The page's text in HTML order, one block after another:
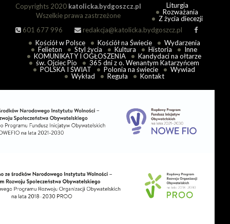
Copyrights 2020 katolicka.bydgoszcz.pl
Wszelkie prawa zastrzeżone
601 677 996
redakcja@katolicka.bydgoszcz.pl
Liturgia
Rozważania
Z życia diecezji
Kościół w Polsce Kościół na Świecie
Wydarzenia
Felieton
Styl życia Kultura Historia
Inne
KOMUNIKATY I OGŁOSZENIA
Kandydaci na ołtarze
św. Ojciec Pio
365 dni z o. Wenantym Katarzyńcem
POLSKA I ŚWIAT
Polonia na świecie
Wywiad
Wykład
Reguła Kontakt